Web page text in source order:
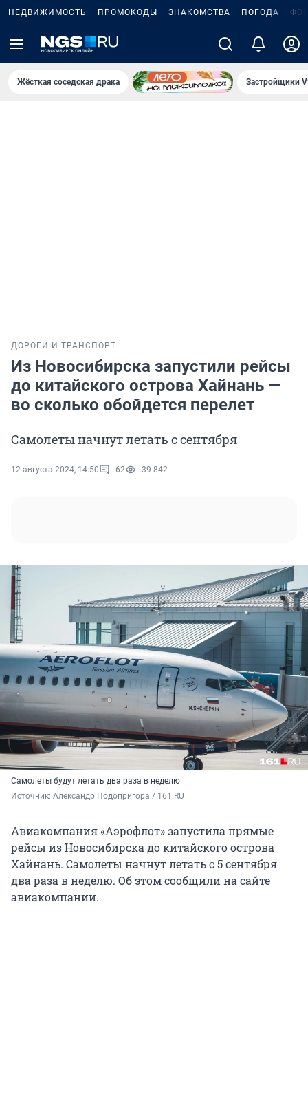
НЕДВИЖИМОСТЬ ПРОМОКОДЫ ЗНАКОМСТВА ПОГОДА
Жёсткая соседская драка Застройщики
ДОРОГИ И ТРАНСПОРТ
Из Новосибирска запустили рейсы
до китайского острова Хайнань —
во сколько обойдется перелет
Самолеты начнут летать с сентября
12 августа 2024, 14:50 62 39 842
Самолеты будут летать два раза в неделю
Источник: Александр Подопригора / 161.RU
Авиакомпания «Аэрофлот» запустила прямые
рейсы из Новосибирска до китайского острова
Хайнань. Самолеты начнут летать с 5 сентября
два раза в неделю. Об этом сообщили на сайте
авиакомпании.